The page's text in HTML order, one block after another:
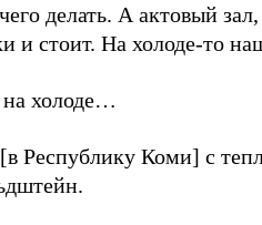
делать. А актовый
и стоит. На холоде-то
на холоде…
Республику Коми] с